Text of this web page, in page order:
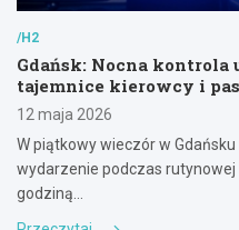
/H2
Gdańsk: Nocna
tajemnice kierowcy i
12 maja 2026
W piątkowy wieczór w
wydarzenie podczas
godziną…